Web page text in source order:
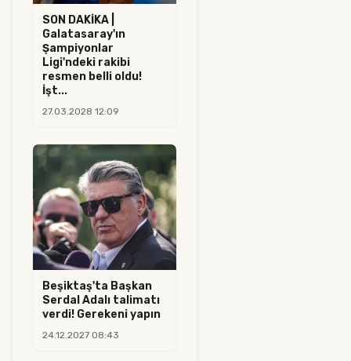
SON DAKİKA |
Galatasaray'ın
Şampiyonlar
Ligi'ndeki rakibi
resmen belli oldu!
İşt...
27.03.2028 12:09
Beşiktaş'ta Başkan
Serdal Adalı talimatı
verdi! Gerekeni yapın
24.12.2027 08:43